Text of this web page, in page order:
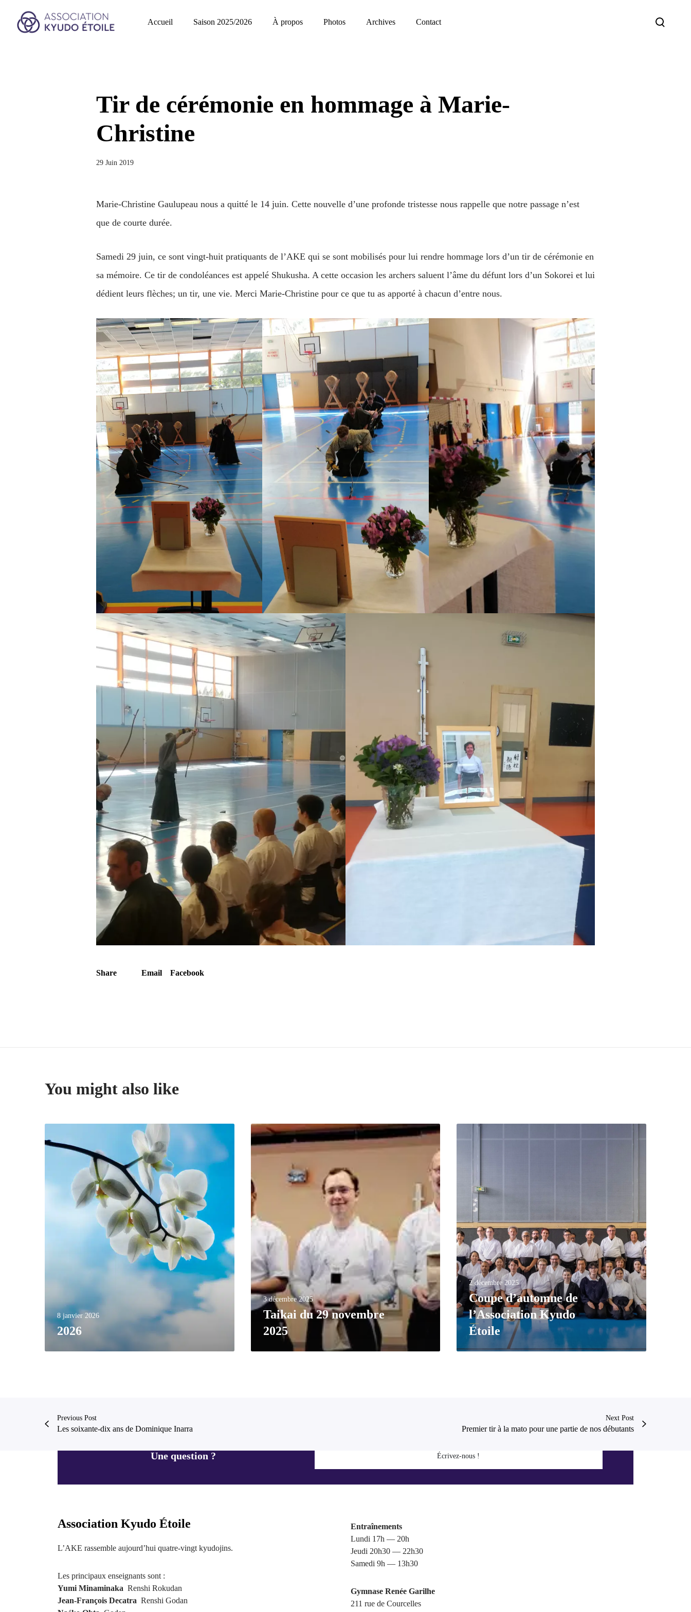
Accueil Saison 2025/2026 À propos Photos Archives Contact
Tir de cérémonie en hommage à Marie-
Christine
29 Juin 2019
Marie-Christine Gaulupeau nous a quitté le 14 juin. Cette nouvelle d’une profonde tristesse nous rappelle que notre passage n’est
que de courte durée.
Samedi 29 juin, ce sont vingt-huit pratiquants de l’AKE qui se sont mobilisés pour lui rendre hommage lors d’un tir de cérémonie en
sa mémoire. Ce tir de condoléances est appelé Shukusha. A cette occasion les archers saluent l’âme du défunt lors d’un Sokorei et lui
dédient leurs flèches; un tir, une vie. Merci Marie-Christine pour ce que tu as apporté à chacun d’entre nous.
Share Email Facebook
You might also like
8 janvier 2026
2026
3 décembre 2025
Taikai du 29 novembre
2025
2 décembre 2025
Coupe d’automne de
l’Association Kyudo
Étoile
Previous Post
Les soixante-dix ans de Dominique Inarra
Next Post
Premier tir à la mato pour une partie de nos débutants
Une question ? Écrivez-nous !
Association Kyudo Étoile
L’AKE rassemble aujourd’hui quatre-vingt kyudojins.
Les principaux enseignants sont :
Yumi Minaminaka Renshi Rokudan
Jean-François Decatra Renshi Godan
Entraînements
Lundi 17h — 20h
Jeudi 20h30 — 22h30
Samedi 9h — 13h30
Gymnase Renée Garilhe
211 rue de Courcelles